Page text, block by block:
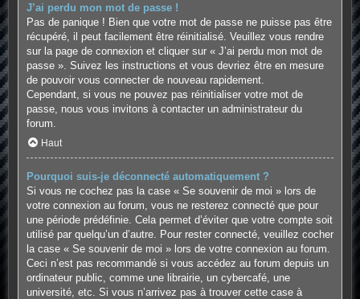
J’ai perdu mon mot de passe !
Pas de panique ! Bien que votre mot de passe ne puisse pas être
récupéré, il peut facilement être réinitialisé. Veuillez vous rendre
sur la page de connexion et cliquer sur « J’ai perdu mon mot de
passe ». Suivez les instructions et vous devriez être en mesure
de pouvoir vous connecter de nouveau rapidement.
Cependant, si vous ne pouvez pas réinitialiser votre mot de
passe, nous vous invitons à contacter un administrateur du
forum.
Haut
Pourquoi suis-je déconnecté automatiquement ?
Si vous ne cochez pas la case « Se souvenir de moi » lors de
votre connexion au forum, vous ne resterez connecté que pour
une période prédéfinie. Cela permet d’éviter que votre compte soit
utilisé par quelqu’un d’autre. Pour rester connecté, veuillez cocher
la case « Se souvenir de moi » lors de votre connexion au forum.
Ceci n’est pas recommandé si vous accédez au forum depuis un
ordinateur public, comme une librairie, un cybercafé, une
université, etc. Si vous n’arrivez pas à trouver cette case à